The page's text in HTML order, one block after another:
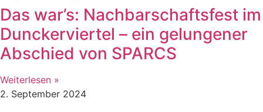
Das war’s: Nachbarschaftsfest im
Dunckerviertel – ein gelungener
Abschied von SPARCS
Weiterlesen »
2. September 2024